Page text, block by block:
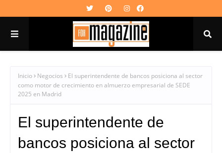
Inicio Negocios
El superintendente de bancos posiciona al sector
como motor de crecimiento en almuerzo empresarial de SEDE
2025 en Madrid
El superintendente de
bancos posiciona al sector